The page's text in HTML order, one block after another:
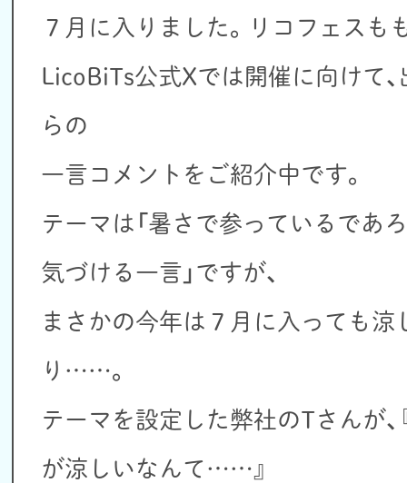
７月に入りました。リコフェスも
LicoBiTs公式Xでは開催に向けて
らの
一言コメントをご紹介中です。
テーマは「暑さで参っているであ
気づける一言」ですが、
まさかの今年は７月に入っても涼
り……。
テーマを設定した弊社のTさんが
が涼しいなんて……』